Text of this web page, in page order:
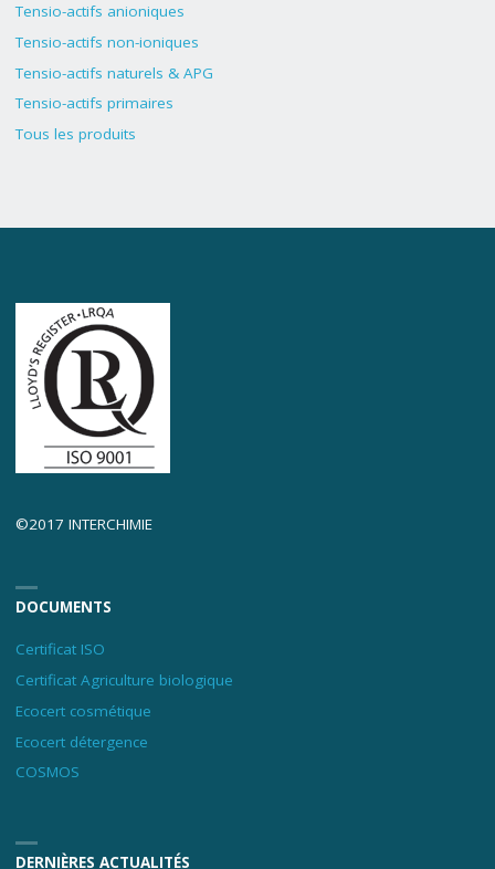
Tensio-actifs anioniques
Tensio-actifs non-ioniques
Tensio-actifs naturels & APG
Tensio-actifs primaires
Tous les produits
©2017 INTERCHIMIE
DOCUMENTS
Certificat ISO
Certificat Agriculture biologique
Ecocert cosmétique
Ecocert détergence
COSMOS
DERNIÈRES ACTUALITÉS